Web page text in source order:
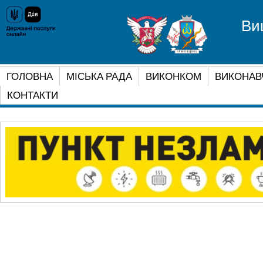
ГОЛОВНА МІСЬКА РАДА ВИКОНКОМ
КОНТАКТИ